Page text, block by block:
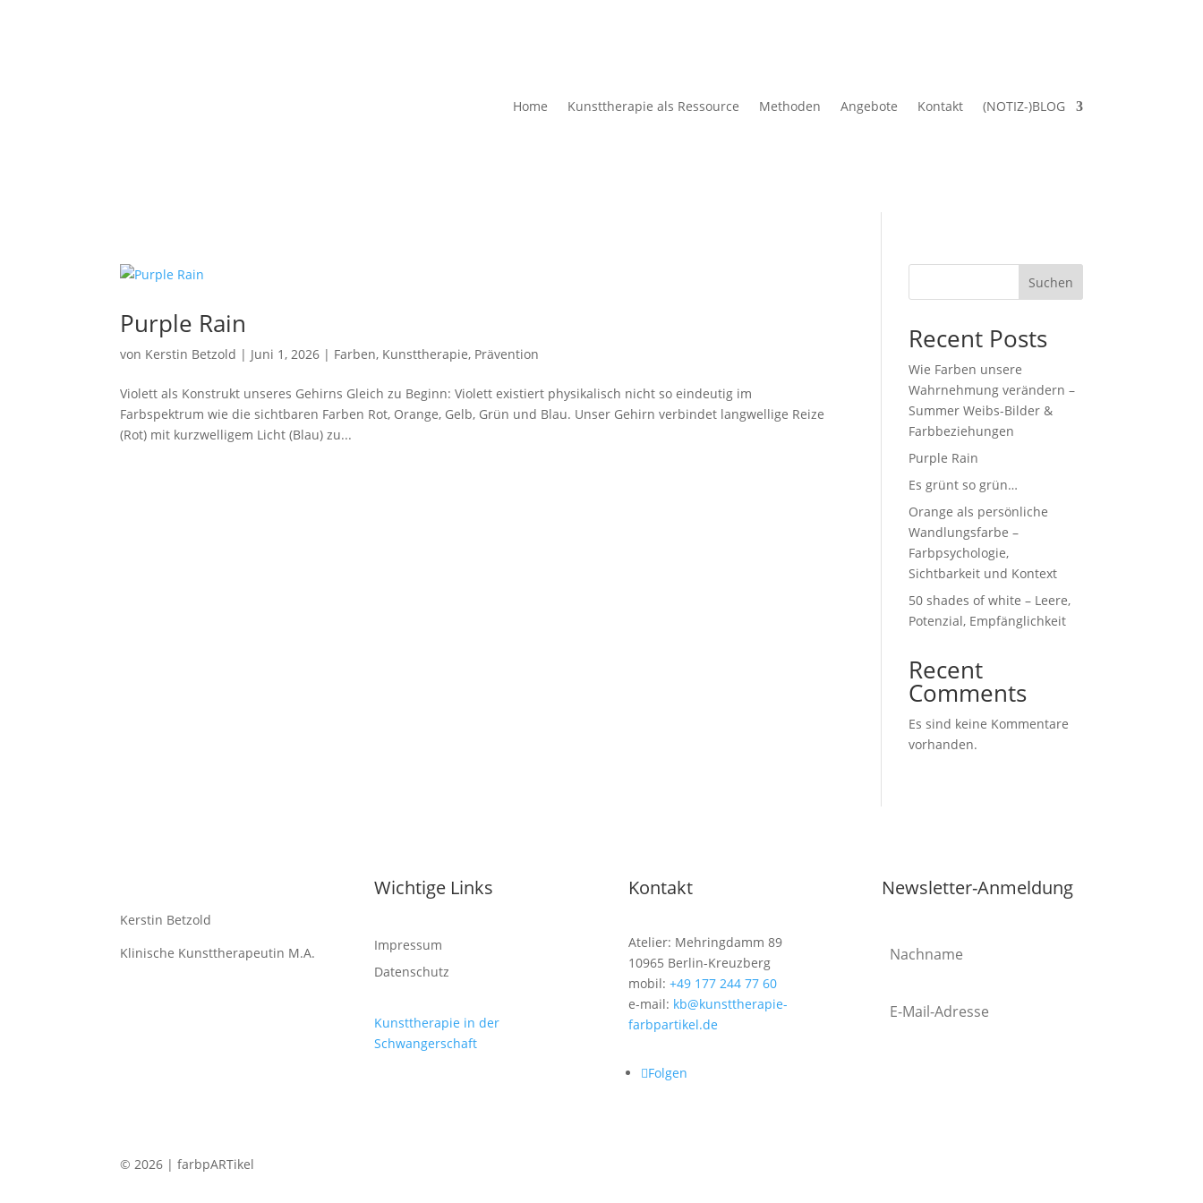
Home Kunsttherapie als Ressource Methoden Angebote Kontakt (NOTIZ-)BLOG
Purple Rain
von Kerstin Betzold | Juni 1, 2026 | Farben, Kunsttherapie, Prävention
Violett als Konstrukt unseres Gehirns Gleich zu Beginn: Violett existiert physikalisch nicht so eindeutig im
Farbspektrum wie die sichtbaren Farben Rot, Orange, Gelb, Grün und Blau. Unser Gehirn verbindet langwellige Reize
(Rot) mit kurzwelligem Licht (Blau) zu...
Suchen
Recent Posts
Wie Farben unsere
Wahrnehmung verändern –
Summer Weibs-Bilder &
Farbbeziehungen
Purple Rain
Es grünt so grün…
Orange als persönliche
Wandlungsfarbe –
Farbpsychologie,
Sichtbarkeit und Kontext
50 shades of white – Leere,
Potenzial, Empfänglichkeit
Recent
Comments
Es sind keine Kommentare
vorhanden.
Kerstin Betzold
Klinische Kunsttherapeutin M.A.
Wichtige Links
Impressum
Datenschutz
Kunsttherapie in der
Schwangerschaft
Kontakt
Atelier: Mehringdamm 89
10965 Berlin-Kreuzberg
mobil: +49 177 244 77 60
e-mail: kb@kunsttherapie-
farbpartikel.de
Folgen
Newsletter-Anmeldung
© 2026 | farbpARTikel